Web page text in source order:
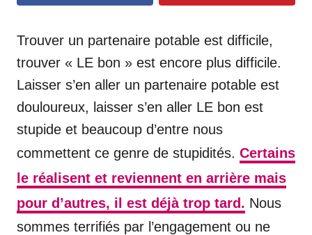
Trouver un partenaire potable est difficile,
trouver « LE bon » est encore plus difficile.
Laisser s’en aller un partenaire potable est
douloureux, laisser s’en aller LE bon est
stupide et beaucoup d’entre nous
commettent ce genre de stupidités. Certains
le réalisent et reviennent en arrière mais
pour d’autres, il est déjà trop tard. Nous
sommes terrifiés par l’engagement ou ne